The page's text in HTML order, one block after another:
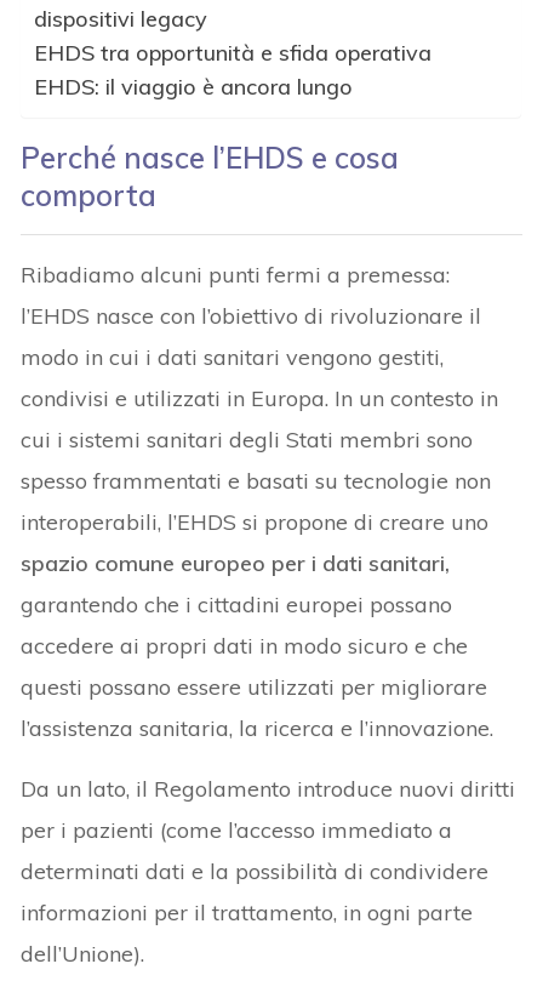
dispositivi legacy
EHDS tra opportunità e sfida operativa
EHDS: il viaggio è ancora lungo
Perché nasce l’EHDS e cosa
comporta
Ribadiamo alcuni punti fermi a premessa:
l’EHDS nasce con l’obiettivo di rivoluzionare il
modo in cui i dati sanitari vengono gestiti,
condivisi e utilizzati in Europa. In un contesto in
cui i sistemi sanitari degli Stati membri sono
spesso frammentati e basati su tecnologie non
interoperabili, l’EHDS si propone di creare uno
spazio comune europeo per i dati sanitari,
garantendo che i cittadini europei possano
accedere ai propri dati in modo sicuro e che
questi possano essere utilizzati per migliorare
l’assistenza sanitaria, la ricerca e l’innovazione.
Da un lato, il Regolamento introduce nuovi diritti
per i pazienti (come l’accesso immediato a
determinati dati e la possibilità di condividere
informazioni per il trattamento, in ogni parte
dell’Unione).